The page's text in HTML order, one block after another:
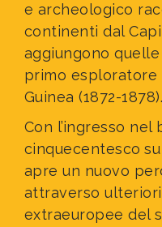
e archeologico
continenti dal
aggiungono
primo esploratore
Guinea (1872-1878).
Con l’ingresso nel
cinquecentesco
apre un nuovo
attraverso
extraeuropee del